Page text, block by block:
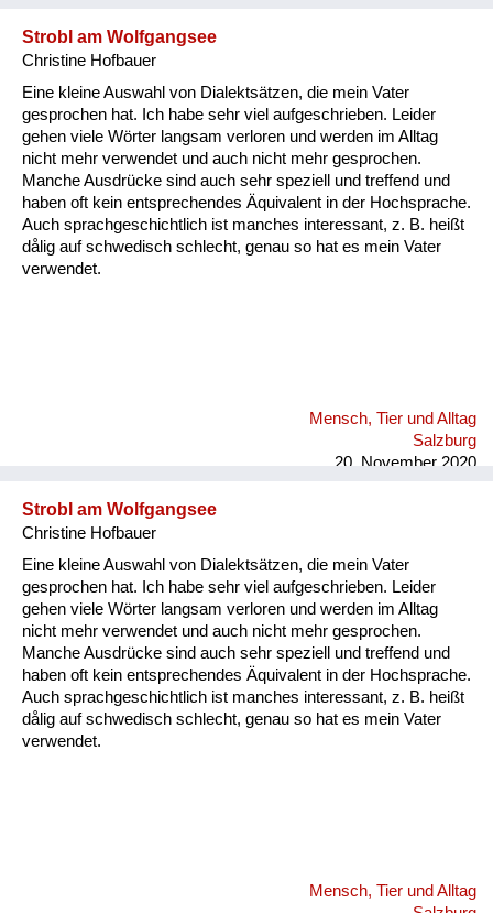
Strobl am Wolfgangsee
Christine Hofbauer
Eine kleine Auswahl von Dialektsätzen, die mein Vater
gesprochen hat. Ich habe sehr viel aufgeschrieben. Leider
gehen viele Wörter langsam verloren und werden im Alltag
nicht mehr verwendet und auch nicht mehr gesprochen.
Manche Ausdrücke sind auch sehr speziell und treffend und
haben oft kein entsprechendes Äquivalent in der Hochsprache.
Auch sprachgeschichtlich ist manches interessant, z. B. heißt
dålig auf schwedisch schlecht, genau so hat es mein Vater
verwendet.
Mensch, Tier und Alltag
Salzburg
20. November 2020
Strobl am Wolfgangsee
Christine Hofbauer
Eine kleine Auswahl von Dialektsätzen, die mein Vater
gesprochen hat. Ich habe sehr viel aufgeschrieben. Leider
gehen viele Wörter langsam verloren und werden im Alltag
nicht mehr verwendet und auch nicht mehr gesprochen.
Manche Ausdrücke sind auch sehr speziell und treffend und
haben oft kein entsprechendes Äquivalent in der Hochsprache.
Auch sprachgeschichtlich ist manches interessant, z. B. heißt
dålig auf schwedisch schlecht, genau so hat es mein Vater
verwendet.
Mensch, Tier und Alltag